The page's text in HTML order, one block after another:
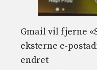
Gmail vil fjerne
eksterne e-
endret